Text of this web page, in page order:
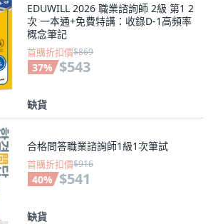
EDUWILL 2026 職業諮詢師 2級 第1 2
次 一本通+免費特講：收錄D-1高頻率
概念筆記
首購折扣價$869
37% $543
缺貨
合格問答職業諮詢師1級1次筆試
首購折扣價$916
40% $541
缺貨